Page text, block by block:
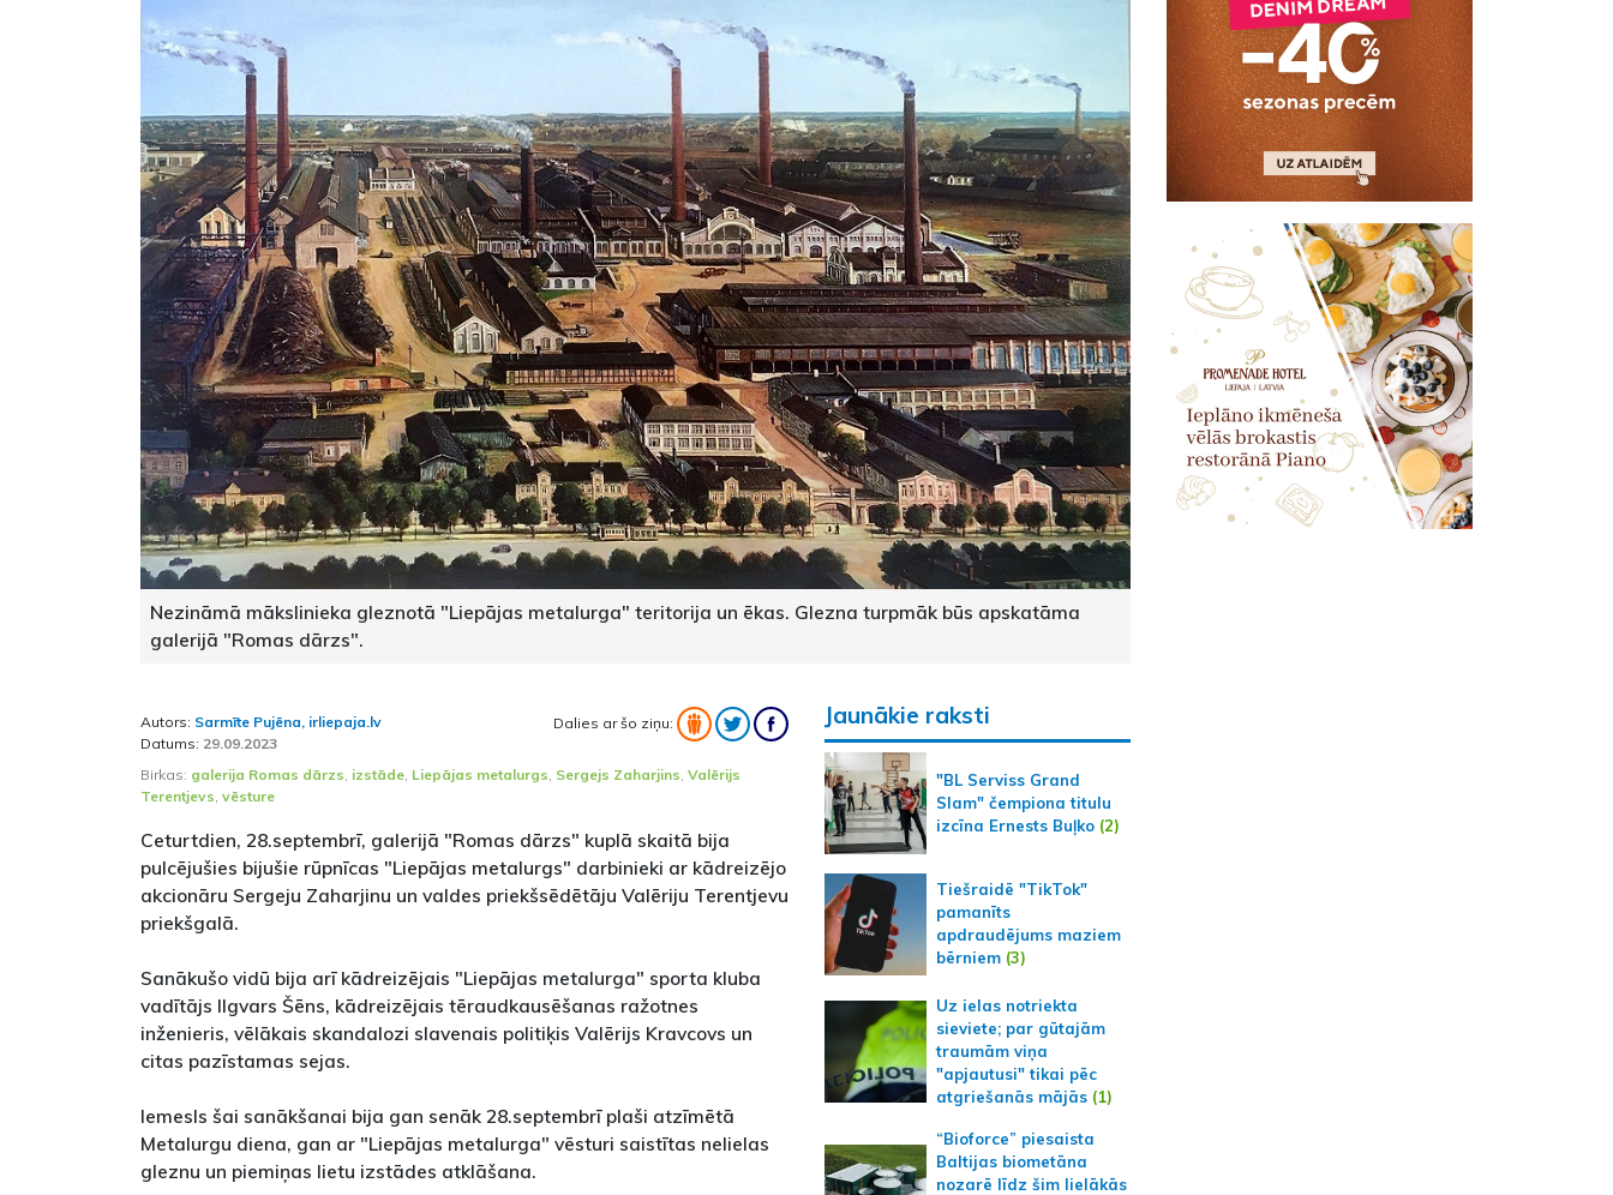
Nezināmā mākslinieka gleznotā "Liepājas metalurga" teritorija un ēkas. Glezna turpmāk būs apskatāma
galerijā "Romas dārzs".
Autors: Sarmīte Pujēna, irliepaja.lv
Datums: 29.09.2023
Dalies ar šo ziņu:
Birkas: galerija Romas dārzs izstāde Liepājas metalurgs Sergejs Zaharjins Valērijs
Terentjevs vēsture
Ceturtdien, 28.septembrī, galerijā "Romas dārzs" kuplā skaitā bija
pulcējušies bijušie rūpnīcas "Liepājas metalurgs" darbinieki ar kādreizējo
akcionāru Sergeju Zaharjinu un valdes priekšsēdētāju Valēriju Terentjevu
priekšgalā.
Sanākušo vidū bija arī kādreizējais "Liepājas metalurga" sporta kluba
vadītājs Ilgvars Šēns, kādreizējais tēraudkausēšanas ražotnes
inženieris, vēlākais skandalozi slavenais politiķis Valērijs Kravcovs un
citas pazīstamas sejas.
Iemesls šai sanākšanai bija gan senāk 28.septembrī plaši atzīmētā
Metalurgu diena, gan ar "Liepājas metalurga" vēsturi saistītas nelielas
gleznu un piemiņas lietu izstādes atklāšana.
Jaunākie raksti
"BL Serviss Grand
Slam" čempiona titulu
izcīna Ernests Buļko(2)
Tiešraidē "TikTok"
pamanīts
apdraudējums maziem
bērniem(3)
Uz ielas notriekta
sieviete; par gūtajām
traumām viņa
"apjautusi" tikai pēc
atgriešanās mājās(1)
“Bioforce” piesaista
Baltijas biometāna
nozarē līdz šim lielākās